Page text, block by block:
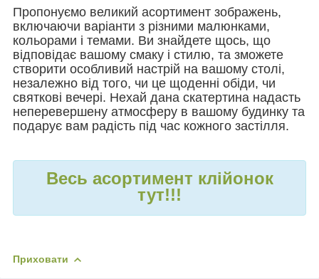
Пропонуємо великий асортимент зображень,
включаючи варіанти з різними малюнками,
кольорами і темами. Ви знайдете щось, що
відповідає вашому смаку і стилю, та зможете
створити особливий настрій на вашому столі,
незалежно від того, чи це щоденні обіди, чи
святкові вечері. Нехай дана скатертина надасть
неперевершену атмосферу в вашому будинку та
подарує вам радість під час кожного застілля.
Весь асортимент клійонок
тут!!!
Приховати